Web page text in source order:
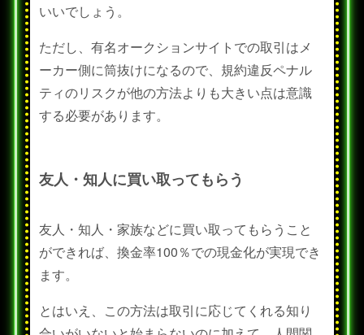
いいでしょう。
ただし、有名オークションサイトでの取引はメ
ーカー側に筒抜けになるので、規約違反ペナル
ティのリスクが他の方法よりも大きい点は意識
する必要があります。
友人・知人に買い取ってもらう
友人・知人・家族などに買い取ってもらうこと
ができれば、換金率100％での現金化が実現でき
ます。
とはいえ、この方法は取引に応じてくれる知り